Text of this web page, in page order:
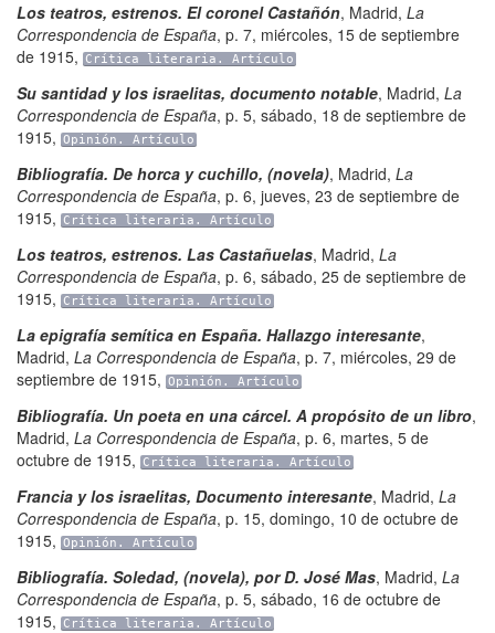
Los teatros, estrenos. El coronel Castañón, Madrid, La
Correspondencia de España, p. 7, miércoles, 15 de septiembre
de 1915, Crítica literaria. Artículo
Su santidad y los israelitas, documento notable, Madrid, La
Correspondencia de España, p. 5, sábado, 18 de septiembre de
1915, Opinión. Artículo
Bibliografía. De horca y cuchillo, (novela), Madrid, La
Correspondencia de España, p. 6, jueves, 23 de septiembre de
1915, Crítica literaria. Artículo
Los teatros, estrenos. Las Castañuelas, Madrid, La
Correspondencia de España, p. 6, sábado, 25 de septiembre de
1915, Crítica literaria. Artículo
La epigrafía semítica en España. Hallazgo interesante,
Madrid, La Correspondencia de España, p. 7, miércoles, 29 de
septiembre de 1915, Opinión. Artículo
Bibliografía. Un poeta en una cárcel. A propósito de un libro,
Madrid, La Correspondencia de España, p. 6, martes, 5 de
octubre de 1915, Crítica literaria. Artículo
Francia y los israelitas, Documento interesante, Madrid, La
Correspondencia de España, p. 15, domingo, 10 de octubre de
1915, Opinión. Artículo
Bibliografía. Soledad, (novela), por D. José Mas, Madrid, La
Correspondencia de España, p. 5, sábado, 16 de octubre de
1915, Crítica literaria. Artículo